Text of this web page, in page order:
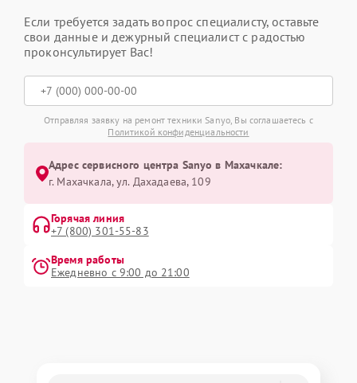
Если требуется задать вопрос специалисту, оставьте
свои данные и дежурный специалист с радостью
проконсультирует Вас!
Отправляя заявку на ремонт техники Sanyo, Вы соглашаетесь с
Политикой конфиденциальности
Адрес сервисного центра Sanyo в Махачкале:
г. Махачкала, ул. Дахадаева, 109
Горячая линия
+7 (800) 301-55-83
Время работы
Ежедневно с 9:00 до 21:00